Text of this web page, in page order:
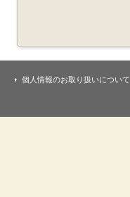
個人情報のお取り扱いについて